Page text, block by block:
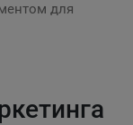
для